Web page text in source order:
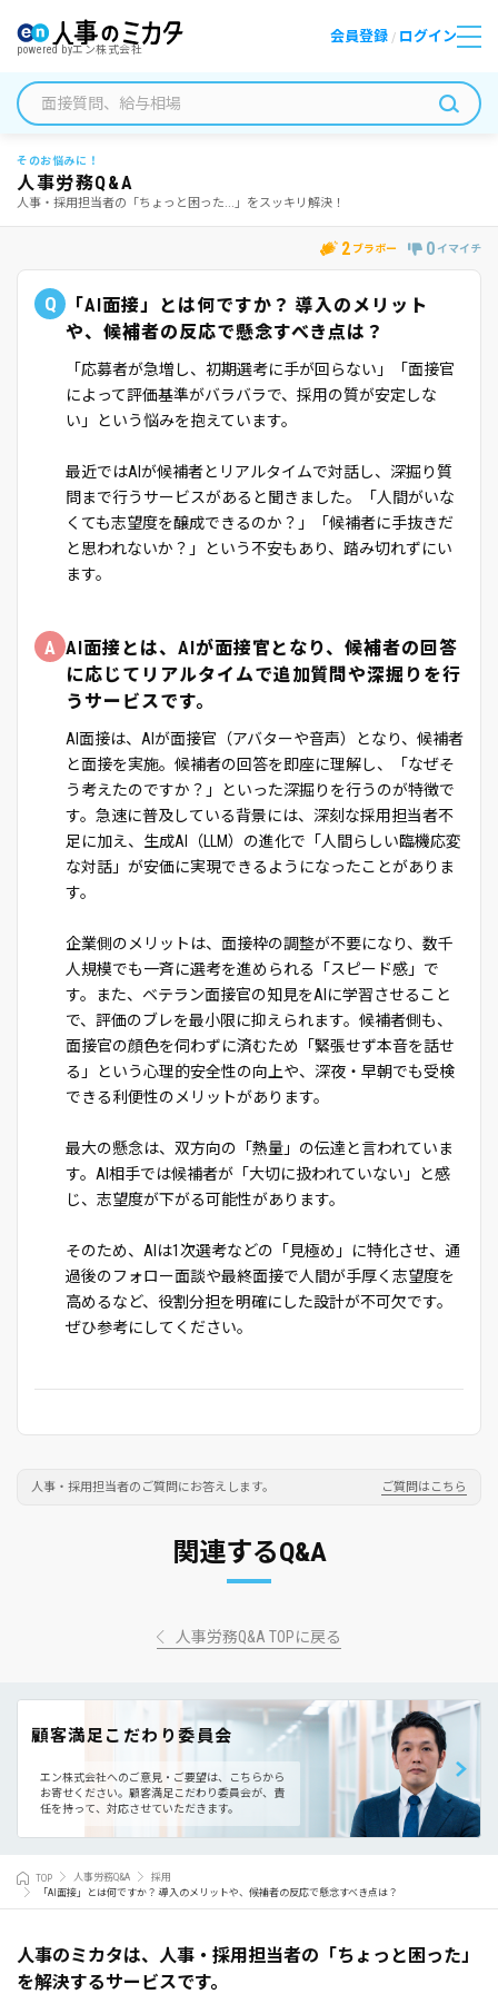
powered byエン株式会社
会員登録 / ログイン
そのお悩みに！
人事労務Q&A
人事・採用担当者の「ちょっと困った...」をスッキリ解決！
2 ブラボー 0 イマイチ
Q
「AI面接」とは何ですか？ 導入のメリット
や、候補者の反応で懸念すべき点は？
「応募者が急増し、初期選考に手が回らない」「面接官
によって評価基準がバラバラで、採用の質が安定しな
い」という悩みを抱えています。
最近ではAIが候補者とリアルタイムで対話し、深掘り質
問まで行うサービスがあると聞きました。「人間がいな
くても志望度を醸成できるのか？」「候補者に手抜きだ
と思われないか？」という不安もあり、踏み切れずにい
ます。
A AI面接とは、AIが面接官となり、候補者の回答
に応じてリアルタイムで追加質問や深掘りを行
うサービスです。
AI面接は、AIが面接官（アバターや音声）となり、候補者
と面接を実施。候補者の回答を即座に理解し、「なぜそ
う考えたのですか？」といった深掘りを行うのが特徴で
す。急速に普及している背景には、深刻な採用担当者不
足に加え、生成AI（LLM）の進化で「人間らしい臨機応変
な対話」が安価に実現できるようになったことがありま
す。
企業側のメリットは、面接枠の調整が不要になり、数千
人規模でも一斉に選考を進められる「スピード感」で
す。また、ベテラン面接官の知見をAIに学習させること
で、評価のブレを最小限に抑えられます。候補者側も、
面接官の顔色を伺わずに済むため「緊張せず本音を話せ
る」という心理的安全性の向上や、深夜・早朝でも受検
できる利便性のメリットがあります。
最大の懸念は、双方向の「熱量」の伝達と言われていま
す。AI相手では候補者が「大切に扱われていない」と感
じ、志望度が下がる可能性があります。
そのため、AIは1次選考などの「見極め」に特化させ、通
過後のフォロー面談や最終面接で人間が手厚く志望度を
高めるなど、役割分担を明確にした設計が不可欠です。
ぜひ参考にしてください。
人事・採用担当者のご質問にお答えします。 ご質問はこちら
関連するQ&A
人事労務Q&A TOPに戻る
顧客満足こだわり委員会
エン株式会社へのご意見・ご要望は、こちらから
お寄せください。 顧客満足こだわり委員会が、責
任を持って、対応させていただきます。
TOP 人事労務Q&A
採用
「AI面接」とは何ですか？ 導入のメリットや、候補者の反応で懸念すべき点は？
人事のミカタは、人事・採用担当者の「ちょっと困った」
を解決するサービスです。